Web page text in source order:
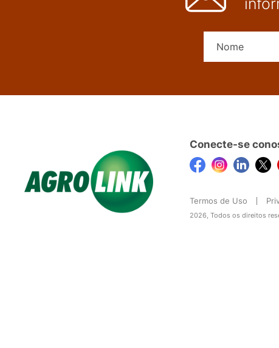
Conecte-se
Termos de Uso
2026, Todos os direitos